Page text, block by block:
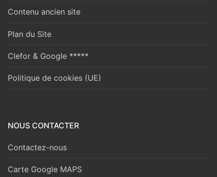
Contenu ancien site
Plan du Site
Clefor & Google *****
Politique de cookies (UE)
NOUS CONTACTER
Contactez-nous
Carte Google MAPS